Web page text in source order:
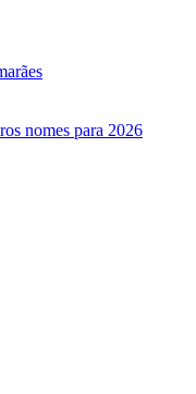
nomes para 2026